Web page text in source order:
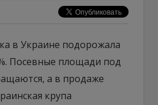
в Украине подорожала
Посевные площади под
а в продаже
крупа